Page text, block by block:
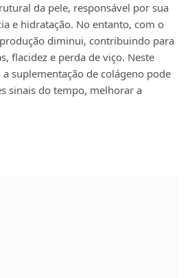
da pele, responsável por sua
e hidratação. No entanto, com o
diminui, contribuindo para
flacidez e perda de viço. Neste
suplementação de colágeno pode
sinais do tempo, melhorar a